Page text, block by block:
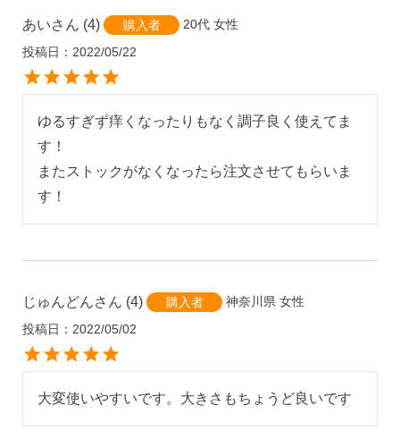
安心サポート
1）
「ピアス初めてBOOK」同梱
このBOOKなら、
（初回のみ）。
ピアスホールのお悩み相談室
チタン純度99.5%、素材に自信あり！もしもお
件！
4）
キャッチの予備
使いやすい「花型シリコンキャッチ」も５ペ
あい 4 購入者 20代 女性
投稿日
2022/05/22
ゆるすぎず痒くなったりもなく調子良く使えてま
す！
またストックがなくなったら注文させてもらいま
す！
じゅんどん 4 購入者 神奈川県 女性
投稿日
2022/05/02
大変使いやすいです。大きさもちょうど良いです